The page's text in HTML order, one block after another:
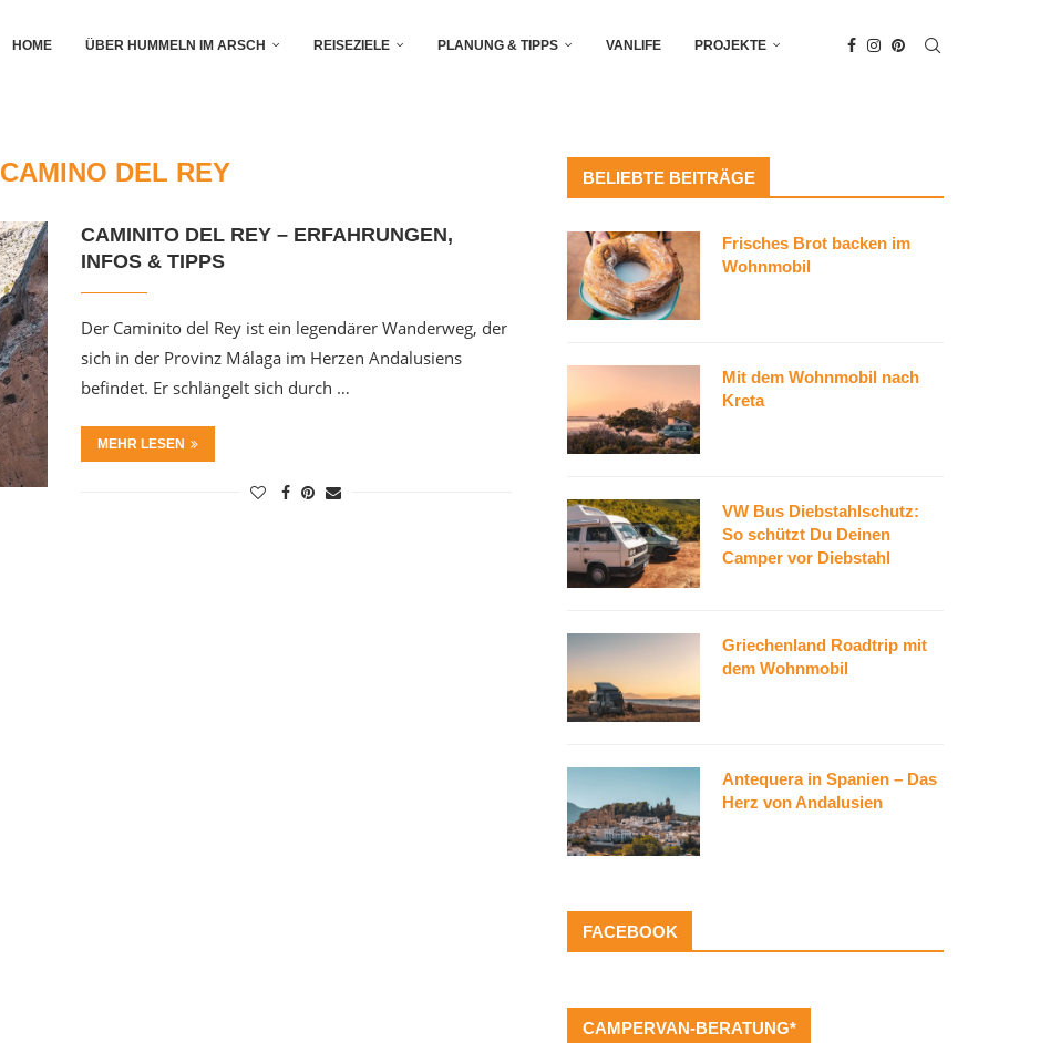
HOME ÜBER HUMMELN IM ARSCH REISEZIELE PLANUNG & TIPPS VANLIFE PROJEKTE
CAMINO DEL REY
CAMINITO DEL REY – ERFAHRUNGEN,
INFOS & TIPPS
Der Caminito del Rey ist ein legendärer Wanderweg, der
sich in der Provinz Málaga im Herzen Andalusiens
befindet. Er schlängelt sich durch …
MEHR LESEN
BELIEBTE BEITRÄGE
Frisches Brot backen im
Wohnmobil
Mit dem Wohnmobil nach
Kreta
VW Bus Diebstahlschutz:
So schützt Du Deinen
Camper vor Diebstahl
Griechenland Roadtrip mit
dem Wohnmobil
Antequera in Spanien – Das
Herz von Andalusien
FACEBOOK
CAMPERVAN-BERATUNG*